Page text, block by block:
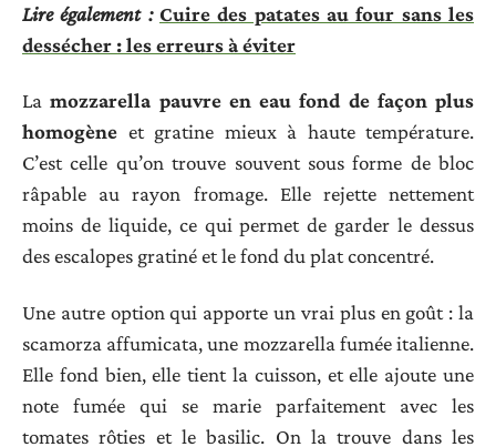
Lire également : Cuire des patates au four sans les
dessécher : les erreurs à éviter
Lamozzarella pauvre en eau fond de façon plus
homogène et gratine mieux à haute température.
C’est celle qu’on trouve souvent sous forme de bloc
râpable au rayon fromage. Elle rejette nettement
moins de liquide, ce qui permet de garder le dessus
des escalopes gratiné et le fond du plat concentré.
Une autre option qui apporte un vrai plus en goût : la
scamorza affumicata, une mozzarella fumée italienne.
Elle fond bien, elle tient la cuisson, et elle ajoute une
note fumée qui se marie parfaitement avec les
tomates rôties et le basilic. On la trouve dans les